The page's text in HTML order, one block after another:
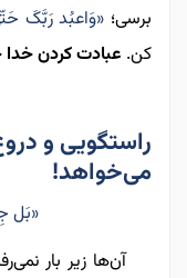
برسی؛ «وَاعبُد رَبَّکَ
کن. عبادت کردن
راستگویی و
می‌خواهد!
«بَل
آن‌ها زیر بار